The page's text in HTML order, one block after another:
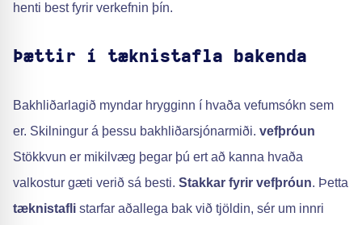
henti best fyrir verkefnin þín.
Þættir í tæknistafla bakenda
Bakhliðarlagið myndar hrygginn í hvaða vefumsókn sem
er. Skilningur á þessu bakhliðarsjónarmiði. vefþróun
Stökkvun er mikilvæg þegar þú ert að kanna hvaða
valkostur gæti verið sá besti. Stakkar fyrir vefþróun. Þetta
tæknistafli starfar aðallega bak við tjöldin, sér um innri